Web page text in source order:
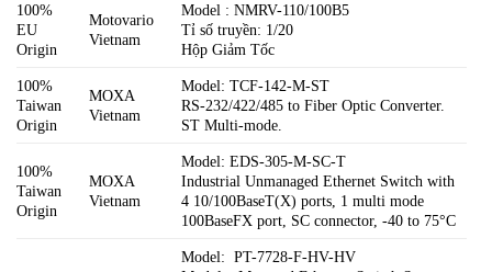
100%
EU
Origin
Motovario
Vietnam
Model : NMRV-110/100B5
Tỉ số truyền: 1/20
Hộp Giảm Tốc
100%
Taiwan
Origin
MOXA
Vietnam
Model: TCF-142-M-ST
RS-232/422/485 to Fiber Optic Converter.
ST Multi-mode.
100%
Taiwan
Origin
MOXA
Vietnam
Model: EDS-305-M-SC-T
Industrial Unmanaged Ethernet Switch with
4 10/100BaseT(X) ports, 1 multi mode
100BaseFX port, SC connector, -40 to 75°C
Model: PT-7728-F-HV-HV